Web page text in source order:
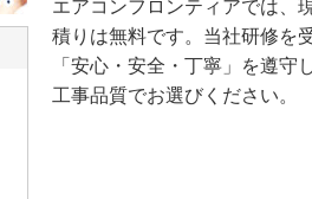
エアコンフロンティアでは、
積りは無料です。当社研修を
「安心・安全・丁寧」を遵
工事品質でお選びください。